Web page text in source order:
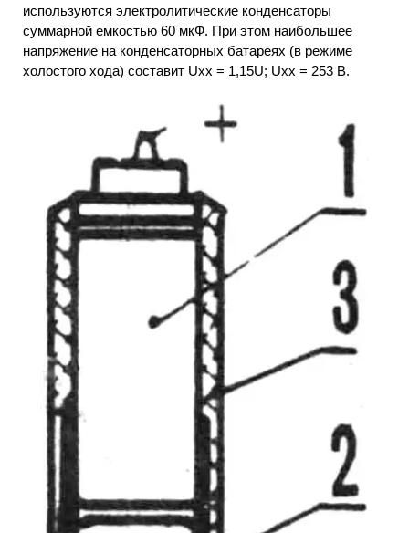
используются электролитические конденсаторы
суммарной емкостью 60 мкФ. При этом наибольшее
напряжение на конденсаторных батареях (в режиме
холостого хода) составит Uxx = 1,15U; Uxx = 253 В.